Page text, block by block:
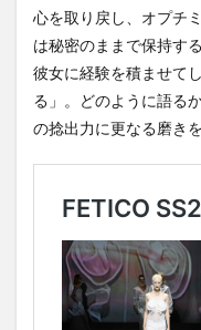
心を取り戻し、オプチ
は秘密のままで保持す
彼女に経験を積ませて
る」。どのように語る
の捻出力に更なる磨き